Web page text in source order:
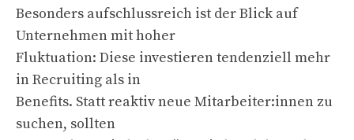
Besonders aufschlussreich ist der Blick auf
Unternehmen mit hoher
Fluktuation: Diese investieren tendenziell mehr
in Recruiting als in
Benefits. Statt reaktiv neue Mitarbeiter:innen zu
suchen, sollten